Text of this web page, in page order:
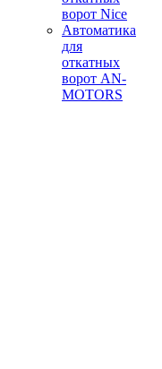
ворот Nice
Автоматика
для
откатных
ворот AN-
MOTORS